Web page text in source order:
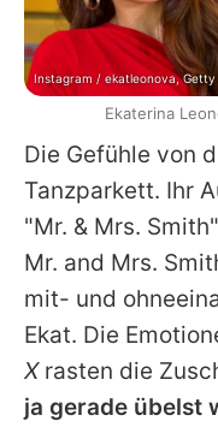
Die Gefühle von
Tanzparkett. Ihr
"Mr. & Mrs.
Mr. and Mrs.
mit- und
Ekat. Die
Xrasten die
ja gerade übelst
Instagram / ekatleonova,
Ekaterina